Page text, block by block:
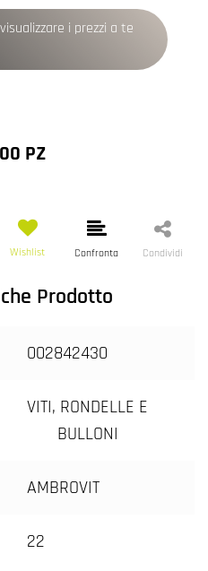
i prezzi a te
PZ
Wishlist Confronta Condividi
Prodotto
002842430
VITI, RONDELLE E
BULLONI
AMBROVIT
22